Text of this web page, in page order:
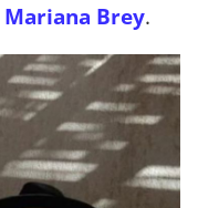
Mariana Brey.